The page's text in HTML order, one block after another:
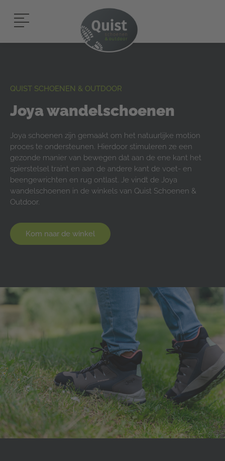
QUIST SCHOENEN & OUTDOOR
Joya wandelschoenen
Joya schoenen zijn gemaakt om het natuurlijke motion
proces te ondersteunen. Hierdoor stimuleren ze een
gezonde manier van bewegen dat aan de ene kant het
spierstelsel traint en aan de andere kant de voet- en
beengewrichten en rug ontlast. Je vindt de Joya
wandelschoenen in de winkels van Quist Schoenen &
Outdoor.
Kom naar de winkel